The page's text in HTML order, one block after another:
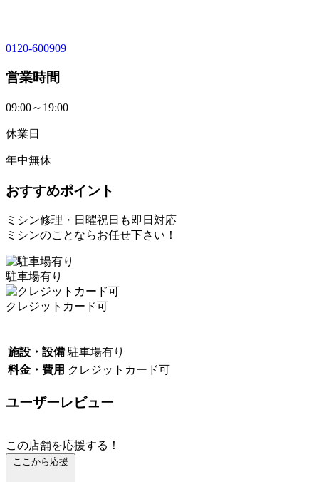
0120-600909
営業時間
09:00～19:00
休業日
年中無休
おすすめポイント
ミシン修理・日曜祝日も即日対応
ミシンのことならお任せ下さい！
駐車場有り
クレジットカード可
施設・設備 駐車場有り
料金・費用 クレジットカード可
ユーザーレビュー
この店舗を応援する！
ここから応援